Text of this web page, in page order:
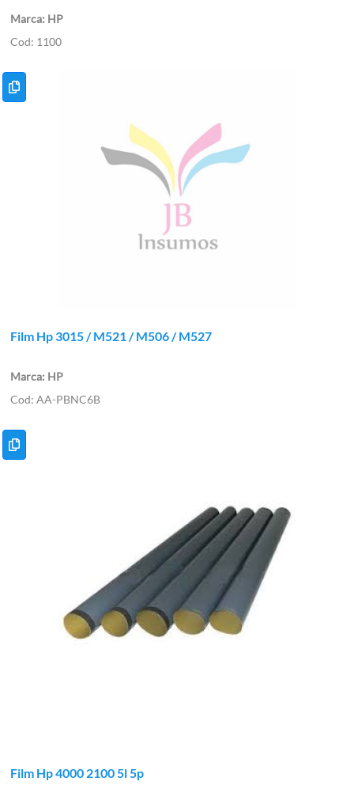
HP
1100
Film Hp 3015 / M521 / M506 / M527
HP
AA-PBNC6B
Film Hp 4000 2100 5l 5p